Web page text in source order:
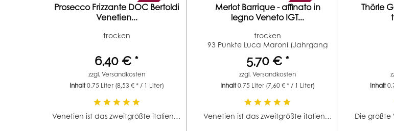
Prosecco Frizzante DOC Bertoldi
Venetien...
trocken
6,40 € *
zzgl. Versandkosten
Inhalt0.75 Liter (8,53 € * / 1 Liter)
Venetien ist das zweitgrößte italienische Weinbaugebiet...
Merlot Barrique - affinato in
legno Veneto IGT...
trocken
93 Punkte Luca Maroni (Jahrgang
2023) 94...
5,70 € *
zzgl.Versandkosten
Inhalt0.75 Liter (7,60 € * / 1 Liter)
Venetien ist das zweitgrößte italienische Weinbaugebiet...
Thörle
Inhalt